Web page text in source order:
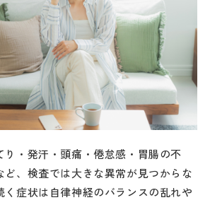
り・発汗・頭痛・倦怠感・胃腸の不
ど、検査では大きな異常が見つからな
く症状は自律神経のバランスの乱れや